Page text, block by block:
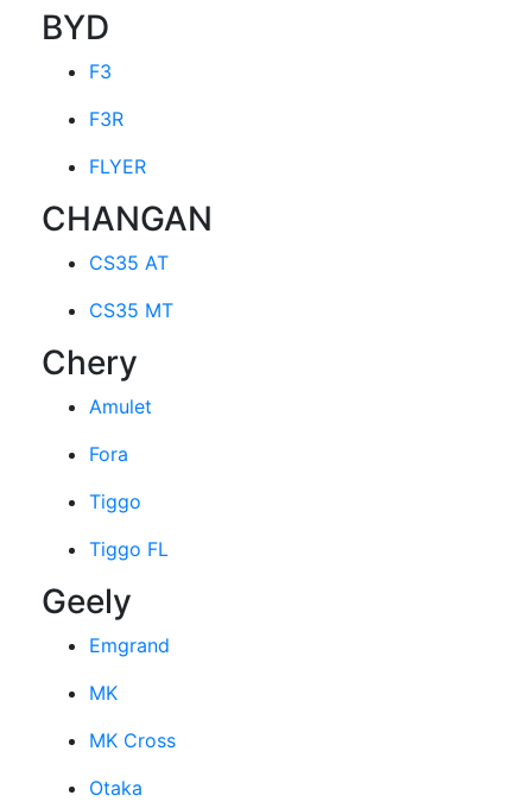
BYD
F3
F3R
FLYER
CHANGAN
CS35 AT
CS35 MT
Chery
Amulet
Fora
Tiggo
Tiggo FL
Geely
Emgrand
MK
MK Cross
Otaka